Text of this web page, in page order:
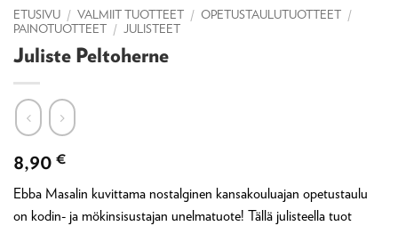
ETUSIVU / VALMIIT TUOTTEET / OPETUSTAULUTUOTTEET /
PAINOTUOTTEET / JULISTEET
Juliste Peltoherne
8,90 €
Ebba Masalin kuvittama nostalginen kansakouluajan opetustaulu
on kodin- ja mökinsisustajan unelmatuote! Tällä julisteella tuot